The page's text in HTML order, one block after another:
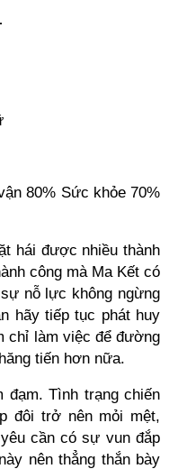
80% Sức khỏe 70%
hái được nhiều thành
công mà Ma Kết có
nỗ lực không ngừng
hãy tiếp tục phát huy
chỉ làm việc để đường
tiến hơn nữa.
đạm. Tình trạng chiến
đôi trở nên mỏi mệt,
cần có sự vun đắp
nên thẳng thắn bày